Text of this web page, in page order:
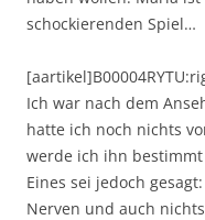
schockierenden Spiel…
Ich war nach dem
hatte ich noch nichts
werde ich ihn
Eines sei jedoch
Nerven und auch